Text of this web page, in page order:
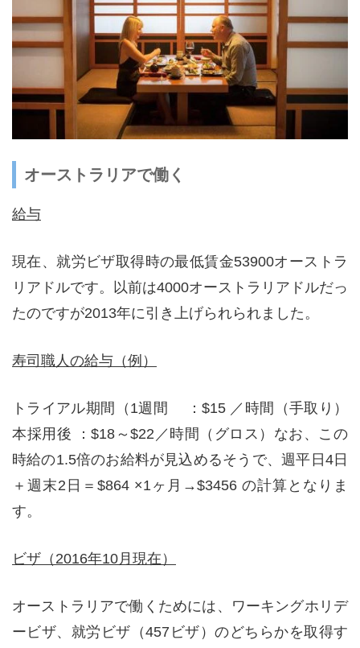
オーストラリアで働く
給与
現在、就労ビザ取得時の最低賃金53900オーストラ
リアドルです。以前は4000オーストラリアドルだっ
たのですが2013年に引き上げられられました。
寿司職人の給与（例）
トライアル期間（1週間 ：$15 ／時間（手取り）
本採用後 ：$18～$22／時間（グロス）なお、この
時給の1.5倍のお給料が見込めるそうで、週平日4日
＋週末2日＝$864 ×1ヶ月→$3456 の計算となりま
す。
ビザ（2016年10月現在）
オーストラリアで働くためには、ワーキングホリデ
ービザ、就労ビザ（457ビザ）のどちらかを取得す